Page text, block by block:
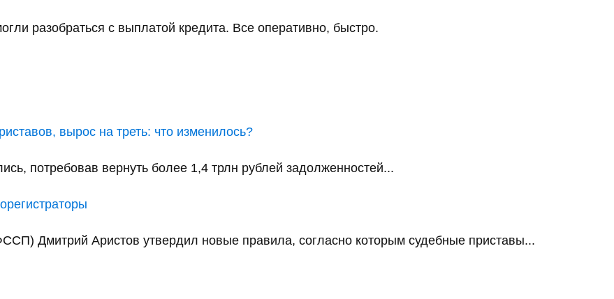
разобраться с выплатой кредита. Все оперативно, быстро.
вырос на треть: что изменилось?
потребовав вернуть более 1,4 трлн рублей задолженностей...
Дмитрий Аристов утвердил новые правила, согласно которым судебные приставы...